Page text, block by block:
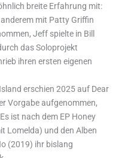
breite Erfahrung mit:
mit Patty Griffin
Jeff spielte in Bill
das Soloprojekt
ihren ersten eigenen
erschien 2025 auf Dear
Vorgabe aufgenommen,
ist nach dem EP Honey
Lomelda) und den Alben
(2019) ihr bislang